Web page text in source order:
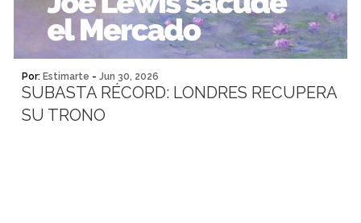
Por: Estimarte - Jun 30, 2026
SUBASTA RÉCORD: LONDRES RECUPERA
SU TRONO